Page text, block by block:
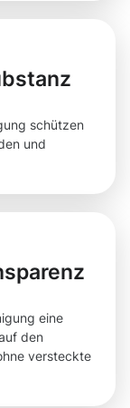
schützen
und
eine
den
versteckte